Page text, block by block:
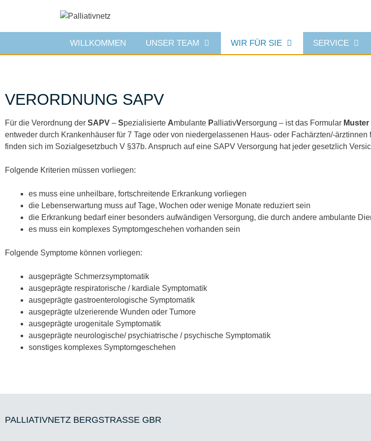
WILLKOMMEN UNSER TEAM WIR FÜR SIE SERVICE
VERORDNUNG SAPV
Für die Verordnung der SAPV – Spezialisierte Ambulante PalliativVersorgung – ist das Formular Muster
entweder durch Krankenhäuser für 7 Tage oder von niedergelassenen Haus- oder Fachärzten/-
finden sich im Sozialgesetzbuch V §37b. Anspruch auf eine SAPV Versorgung hat jeder gesetzlich
Folgende Kriterien müssen vorliegen:
es muss eine unheilbare, fortschreitende Erkrankung vorliegen
die Lebenserwartung muss auf Tage, Wochen oder wenige Monate reduziert sein
die Erkrankung bedarf einer besonders aufwändigen Versorgung, die durch andere ambulante
es muss ein komplexes Symptomgeschehen vorhanden sein
Folgende Symptome können vorliegen:
ausgeprägte Schmerzsymptomatik
ausgeprägte respiratorische / kardiale Symptomatik
ausgeprägte gastroenterologische Symptomatik
ausgeprägte ulzerierende Wunden oder Tumore
ausgeprägte urogenitale Symptomatik
ausgeprägte neurologische/ psychiatrische / psychische Symptomatik
sonstiges komplexes Symptomgeschehen
PALLIATIVNETZ BERGSTRASSE GBR